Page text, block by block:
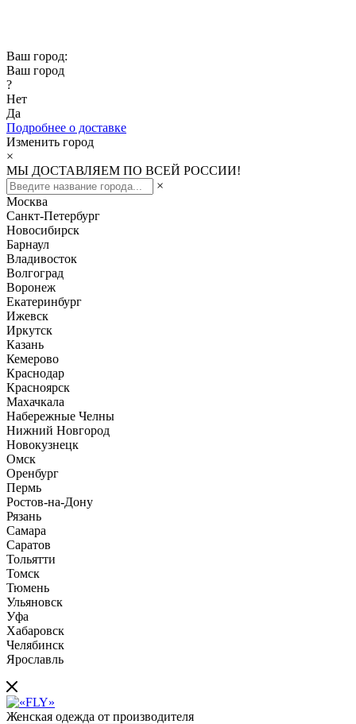
Ваш город:
Ваш город
?
Нет
Да
Подробнее о доставке
Изменить город
×
МЫ ДОСТАВЛЯЕМ ПО ВСЕЙ РОССИИ!
×
Москва
Санкт-Петербург
Новосибирск
Барнаул
Владивосток
Волгоград
Воронеж
Екатеринбург
Ижевск
Иркутск
Казань
Кемерово
Краснодар
Красноярск
Махачкала
Набережные Челны
Нижний Новгород
Новокузнецк
Омск
Оренбург
Пермь
Ростов-на-Дону
Рязань
Самара
Саратов
Тольятти
Томск
Тюмень
Ульяновск
Уфа
Хабаровск
Челябинск
Ярославль
Женская одежда от производителя